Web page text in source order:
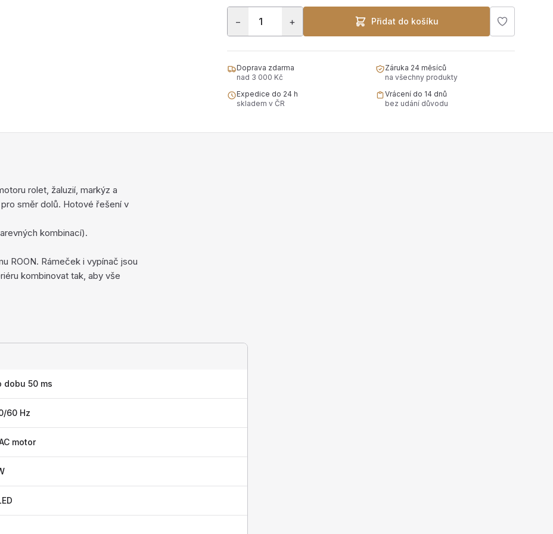
− + Přidat do košíku
Doprava zdarma
nad 3 000 Kč
Záruka 24 měsíců
na všechny produkty
Expedice do 24 h
skladem v ČR
Vrácení do 14 dnů
bez udání důvodu
rolet, žaluzií, markýz a
směr dolů. Hotové řešení v
kombinací).
ROON. Rámeček i vypínač jsou
kombinovat tak, aby vše
dobu 50 ms
60 Hz
motor